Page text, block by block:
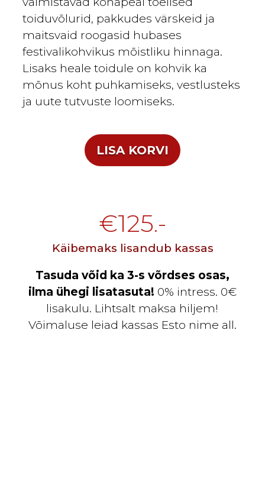
toiduvõlurid, pakkudes värskeid ja
maitsvaid roogasid hubases
festivalikohvikus mõistliku hinnaga.
Lisaks heale toidule on kohvik ka
mõnus koht puhkamiseks, vestlusteks
ja uute tutvuste loomiseks.
LISA KORVI
€125.-
Käibemaks lisandub kassas
Tasuda võid ka 3-s võrdses osas,
ilma ühegi lisatasuta! 0% intress. 0€
lisakulu. Lihtsalt maksa hiljem!
Võimaluse leiad kassas Esto nime all.